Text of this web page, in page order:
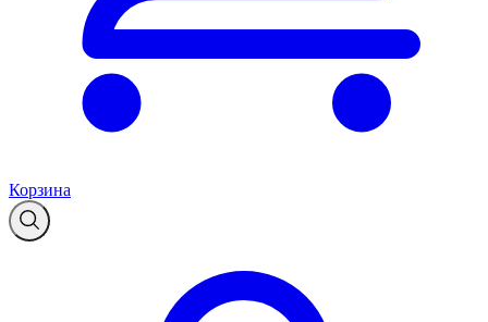
Корзина